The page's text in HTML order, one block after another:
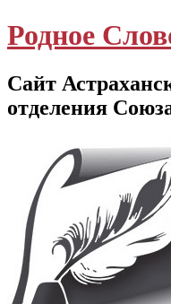
Родное
Сайт
отделения